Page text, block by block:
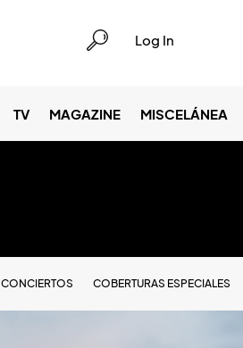
Log In
TV MAGAZINE MISCELÁNEA
CONCIERTOS COBERTURAS ESPECIALES